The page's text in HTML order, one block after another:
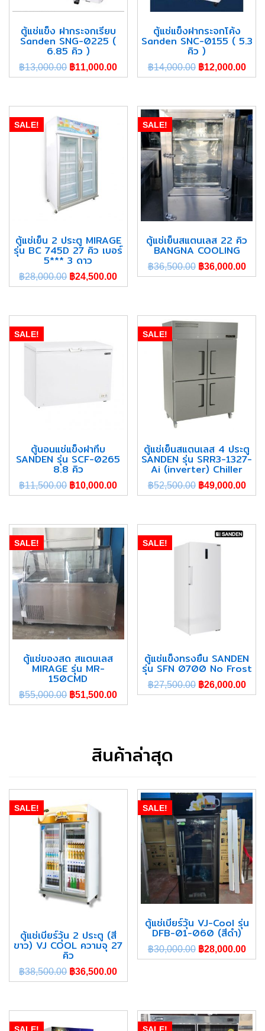
ตู้แช่แข็ง ฝากระจกเรียบ
Sanden SNG-0225 (
6.85 คิว )
฿13,000.00 ฿11,000.00
ตู้แช่แข็งฝากระจกโค้ง
Sanden SNC-0155 ( 5.3
คิว )
฿14,000.00 ฿12,000.00
SALE!
ตู้แช่เย็น 2 ประตู MIRAGE
รุ่น BC 745D 27 คิว เบอร์
5*** 3 ดาว
฿28,000.00 ฿24,500.00
SALE!
ตู้แช่เย็นสแตนเลส 22 คิว
BANGNA COOLING
฿36,500.00 ฿36,000.00
SALE!
ตู้นอนแช่แข็งฝาทึบ
SANDEN รุ่น SCF-0265
8.8 คิว
฿11,500.00 ฿10,000.00
SALE!
ตู้แช่เย็นสแตนเลส 4 ประตู
SANDEN รุ่น SRR3-1327-
Ai (inverter) Chiller
฿52,500.00 ฿49,000.00
SALE!
ตู้แช่ของสด สแตนเลส
MIRAGE รุ่น MR-
150CMD
฿55,000.00 ฿51,500.00
SALE!
ตู้แช่แข็งทรงยืน SANDEN
รุ่น SFN 0700 No Frost
฿27,500.00 ฿26,000.00
สินค้าล่าสุด
SALE!
ตู้แช่เบียร์วุ้น 2 ประตู (สี
ขาว) VJ COOL ความจุ 27
คิว
฿38,500.00 ฿36,500.00
SALE!
ตู้แช่เบียร์วุ้น VJ-Cool รุ่น
DFB-01-060 (สีดำ)
฿30,000.00 ฿28,000.00